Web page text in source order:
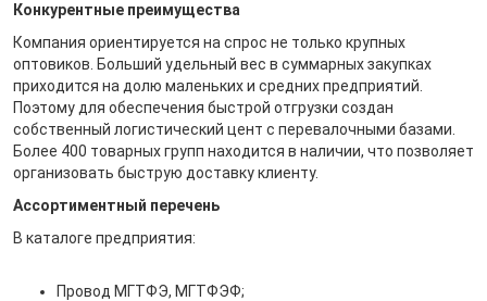
Конкурентные преимущества
Компания ориентируется на спрос не только крупных
оптовиков. Больший удельный вес в суммарных закупках
приходится на долю маленьких и средних предприятий.
Поэтому для обеспечения быстрой отгрузки создан
собственный логистический цент с перевалочными базами.
Более 400 товарных групп находится в наличии, что позволяет
организовать быструю доставку клиенту.
Ассортиментный перечень
В каталоге предприятия:
Провод МГТФЭ, МГТФЭФ;